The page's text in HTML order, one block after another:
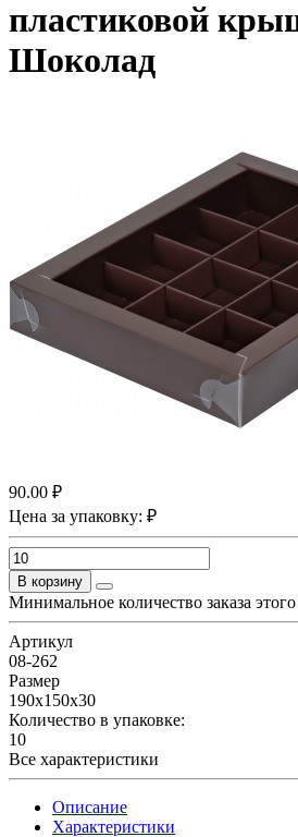
пластиковой
Шоколад
90.00 ₽
Цена за упаковку: ₽
В корзину
Минимальное количество заказа
Артикул
08-262
Размер
190х150х30
Количество в упаковке:
10
Все характеристики
Описание
Характеристики